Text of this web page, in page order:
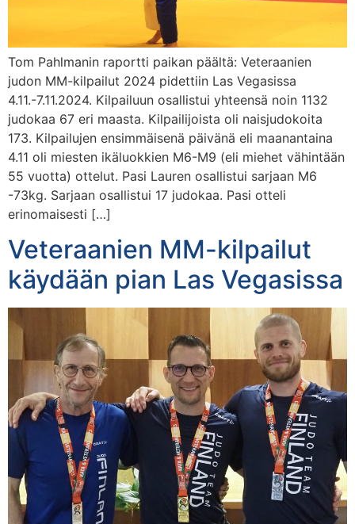
Tom Pahlmanin raportti paikan päältä: Veteraanien
judon MM-kilpailut 2024 pidettiin Las Vegasissa
4.11.-7.11.2024. Kilpailuun osallistui yhteensä noin 1132
judokaa 67 eri maasta. Kilpailijoista oli naisjudokoita
173. Kilpailujen ensimmäisenä päivänä eli maanantaina
4.11 oli miesten ikäluokkien M6-M9 (eli miehet vähintään
55 vuotta) ottelut. Pasi Lauren osallistui sarjaan M6
-73kg. Sarjaan osallistui 17 judokaa. Pasi otteli
erinomaisesti […]
Veteraanien MM-kilpailut
käydään pian Las Vegasissa